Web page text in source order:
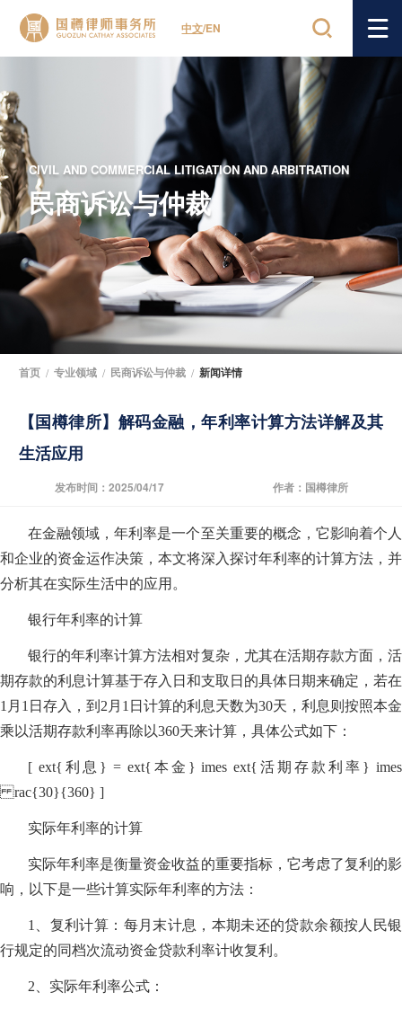
中文/EN
CIVIL AND COMMERCIAL LITIGATION AND ARBITRATION
民商诉讼与仲裁
首页 / 专业领域 / 民商诉讼与仲裁 / 新闻详情
【国樽律所】解码金融，年利率计算方法详解及其
生活应用
发布时间：2025/04/17 作者：国樽律所
在金融领域，年利率是一个至关重要的概念，它影响着个人
和企业的资金运作决策，本文将深入探讨年利率的计算方法，并
分析其在实际生活中的应用。
银行年利率的计算
银行的年利率计算方法相对复杂，尤其在活期存款方面，活
期存款的利息计算基于存入日和支取日的具体日期来确定，若在
1月1日存入，到2月1日计算的利息天数为30天，利息则按照本金
乘以活期存款利率再除以360天来计算，具体公式如下：
[ ext{利息} = ext{本金} imes ext{活期存款利率} imes
rac{30}{360} ]
实际年利率的计算
实际年利率是衡量资金收益的重要指标，它考虑了复利的影
响，以下是一些计算实际年利率的方法：
1、复利计算：每月末计息，本期未还的贷款余额按人民银
行规定的同档次流动资金贷款利率计收复利。
2、实际年利率公式：